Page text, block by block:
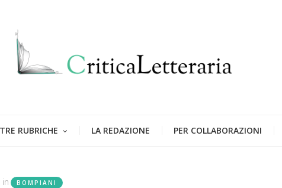
RUBRICHE LA REDAZIONE PER COLLABORAZIONI
in BOMPIANI